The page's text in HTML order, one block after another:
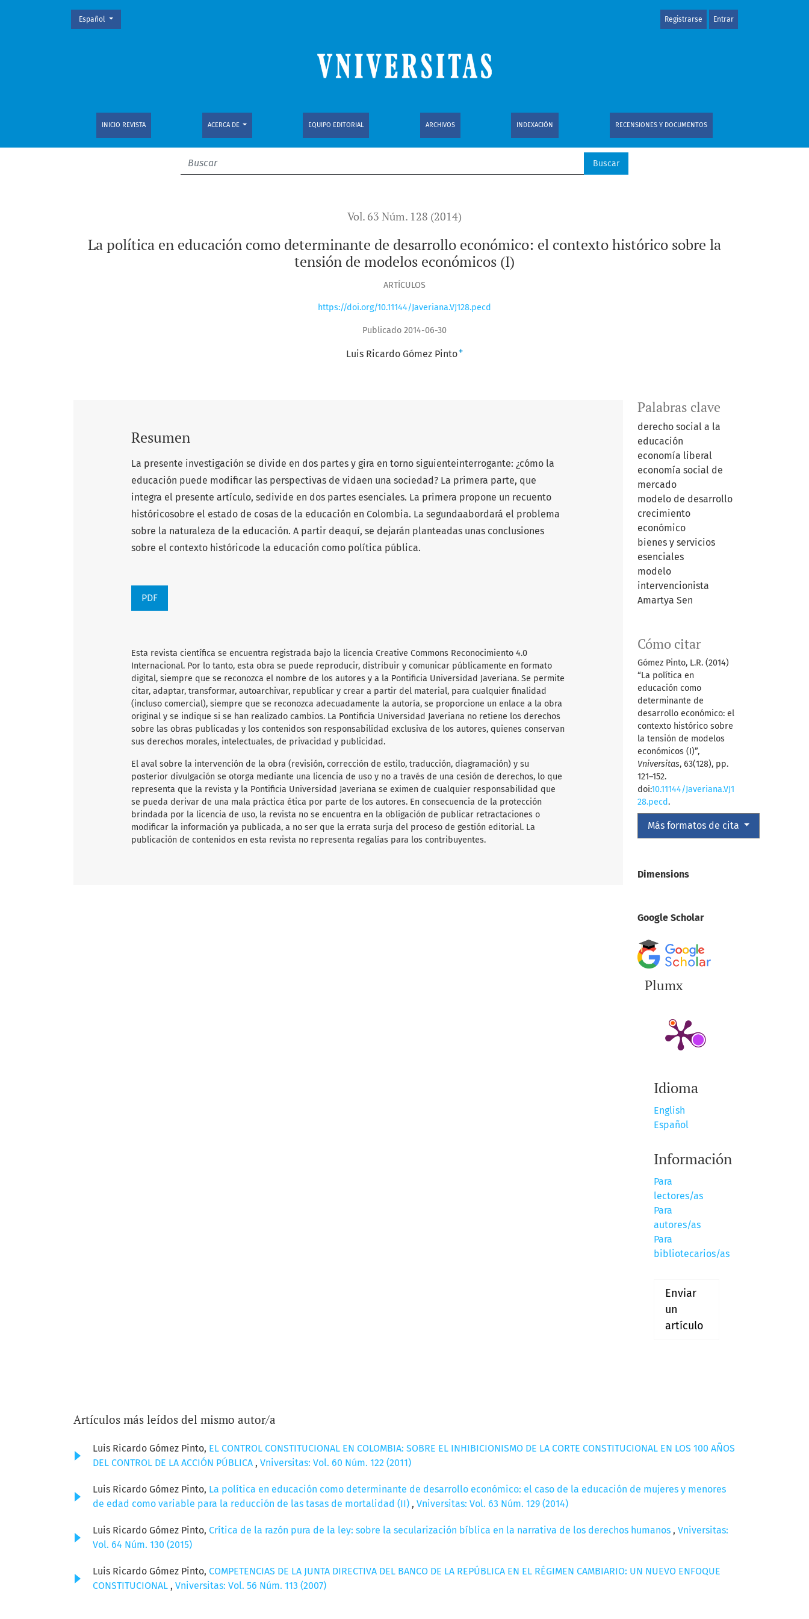
La política en educación como determinante de desarrollo económico: el contexto histórico sobre la tensión de modelos económicos (I)
INICIO REVISTA ACERCA DE EQUIPO EDITORIAL ARCHIVOS INDEXACIÓN RECENSIONES Y DOCUMENTOS
Registrarse Entrar
Cambiar el idioma. El actual es:
Español
Buscar
Vol. 63 Núm. 128 (2014)
La política en educación como determinante de desarrollo económico: el contexto histórico sobre la
tensión de modelos económicos (I)
ARTÍCULOS
https://doi.org/10.11144/Javeriana.VJ128.pecd
Publicado 2014-06-30
Luis Ricardo Gómez Pinto+
Palabras clave
derecho social a la
educación
economía liberal
economía social de
mercado
modelo de desarrollo
crecimiento
económico
bienes y servicios
esenciales
modelo
intervencionista
Amartya Sen
Cómo citar
Gómez Pinto, L.R. (2014)
“La política en
educación como
determinante de
desarrollo económico: el
contexto histórico sobre
la tensión de modelos
económicos (I)”,
Vniversitas, 63(128), pp.
121–152.
doi:10.11144/Javeriana.VJ1
28.pecd.
Más formatos de cita
Dimensions
Google Scholar
Plumx
Idioma
English
Español
Información
Para
lectores/as
Para
autores/as
Para
bibliotecarios/as
Enviar
un
artículo
Resumen
La presente investigación se divide en dos partes y gira en torno siguienteinterrogante: ¿cómo la
educación puede modificar las perspectivas de vidaen una sociedad? La primera parte, que
integra el presente artículo, sedivide en dos partes esenciales. La primera propone un recuento
históricosobre el estado de cosas de la educación en Colombia. La segundaabordará el problema
sobre la naturaleza de la educación. A partir deaquí, se dejarán planteadas unas conclusiones
sobre el contexto históricode la educación como política pública.
PDF
Esta revista científica se encuentra registrada bajo la licencia Creative Commons Reconocimiento 4.0
Internacional. Por lo tanto, esta obra se puede reproducir, distribuir y comunicar públicamente en formato
digital, siempre que se reconozca el nombre de los autores y a la Pontificia Universidad Javeriana. Se permite
citar, adaptar, transformar, autoarchivar, republicar y crear a partir del material, para cualquier finalidad
(incluso comercial), siempre que se reconozca adecuadamente la autoría, se proporcione un enlace a la obra
original y se indique si se han realizado cambios. La Pontificia Universidad Javeriana no retiene los derechos
sobre las obras publicadas y los contenidos son responsabilidad exclusiva de los autores, quienes conservan
sus derechos morales, intelectuales, de privacidad y publicidad.
El aval sobre la intervención de la obra (revisión, corrección de estilo, traducción, diagramación) y su
posterior divulgación se otorga mediante una licencia de uso y no a través de una cesión de derechos, lo que
representa que la revista y la Pontificia Universidad Javeriana se eximen de cualquier responsabilidad que
se pueda derivar de una mala práctica ética por parte de los autores. En consecuencia de la protección
brindada por la licencia de uso, la revista no se encuentra en la obligación de publicar retractaciones o
modificar la información ya publicada, a no ser que la errata surja del proceso de gestión editorial. La
publicación de contenidos en esta revista no representa regalías para los contribuyentes.
Artículos más leídos del mismo autor/a
Luis Ricardo Gómez Pinto, EL CONTROL CONSTITUCIONAL EN COLOMBIA: SOBRE EL INHIBICIONISMO DE LA CORTE CONSTITUCIONAL EN LOS 100 AÑOS
DEL CONTROL DE LA ACCIÓN PÚBLICA , Vniversitas: Vol. 60 Núm. 122 (2011)
Luis Ricardo Gómez Pinto, La política en educación como determinante de desarrollo económico: el caso de la educación de mujeres y menores
de edad como variable para la reducción de las tasas de mortalidad (II) , Vniversitas: Vol. 63 Núm. 129 (2014)
Luis Ricardo Gómez Pinto, Crítica de la razón pura de la ley: sobre la secularización bíblica en la narrativa de los derechos humanos , Vniversitas:
Vol. 64 Núm. 130 (2015)
Luis Ricardo Gómez Pinto, COMPETENCIAS DE LA JUNTA DIRECTIVA DEL BANCO DE LA REPÚBLICA EN EL RÉGIMEN CAMBIARIO: UN NUEVO ENFOQUE
CONSTITUCIONAL , Vniversitas: Vol. 56 Núm. 113 (2007)